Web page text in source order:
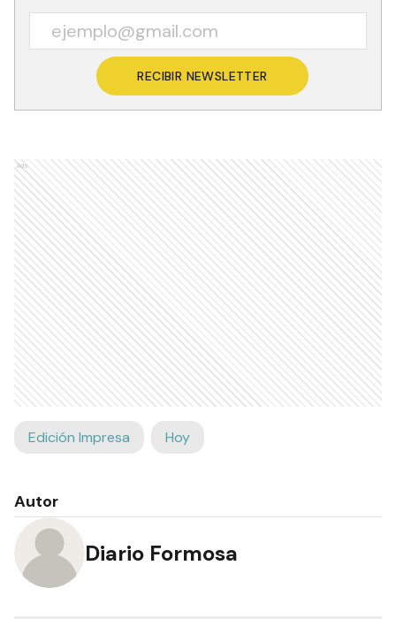
RECIBIR NEWSLETTER
Ads
Edición Impresa Hoy
Autor
Diario Formosa